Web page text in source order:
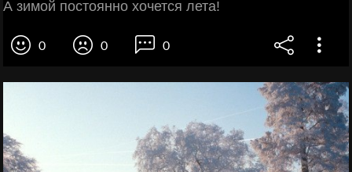
А зимой постоянно хочется лета!
0 0 0